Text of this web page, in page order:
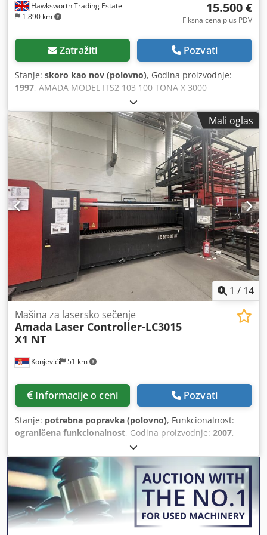
Hawksworth Trading Estate
1.890 km
15.500 €
Fiksna cena plus PDV
Zatražiti Pozvati
Stanje: skoro kao nov (polovno), Godina proizvodnje:
1997, AMADA MODEL ITS2 103 100 TONA X 3000
HIDRAULIČNA NAVIŠE MAŽENJE 5 OSA CNC PRESS
KOČNICA UPOTPUNJENA SA OPERATEUR 1 5 AXIS CNC
KONTROLOM Mašina Erwin Sick montira elektronske
stražare , bočne i zadnje isprepletane mačevanje godine
1997 akcije br. 01853 opis TIP HIDRAULIČNI UPSTROKING
SAVIJANJE PRITISKA 100 TONA DUŽINA SAVIJANJA 3000
OTVORENA VISINA 370 Codpsh H Duhofx Agrerf DUŽINA
MOŽDANOG UDARA 100 DUBINA GRLA 400 ŠIRINA TABELE
60 NE. OF AXIS 5 KONFIGURACIJE OSE X1-X YI-Y2 RI-R2
BACKGUAGE VISINA MAŠINE 2340 MOTORNA SNAGA 9 KW
može se demonstrirati pod snagom BROŠURA I DODATNE
INFORACIJE DOSTUPNE NA ZAHTEV
Mali oglas
1 / 14
Konjevići 51 km
Mašina za lasersko sečenje
Amada Laser Controller-LC3015
X1 NT
Informacije o ceni Pozvati
Stanje: potrebna popravka (polovno), Funkcionalnost:
ograničena funkcionalnost, Godina proizvodnje: 2007,
, vrsta upravljača:
stepen automatizacije:poluautomatski, tip lasera:CO₂
laser, radni sati lasera: 22.804 h, snaga lasera:4.000 W,
debljina lima (maks.):22 mm
, debljina lima čelika (maks.):
22 mm, debljina lima od nerđajućeg čelika (maks.):8 mm
maks. debljina aluminijskog lima: 6 mm , dužina stola:
3.000 mm, širina stola:1.500 mm, radna dužina:3.000